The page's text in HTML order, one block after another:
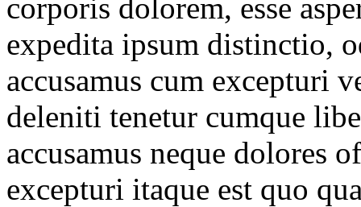
corporis dolorem, esse
expedita ipsum distinctio,
accusamus cum excepturi
deleniti tenetur cumque
accusamus neque dolores
excepturi itaque est quo